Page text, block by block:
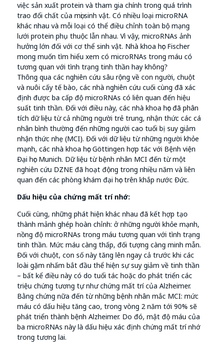
việc sản xuất protein và tham gia chính trong quá trình
trao đổi chất của mọi sinh vật. Có nhiều loại microRNA
khác nhau và mỗi loại có thể điều chỉnh toàn bộ mạng
lưới protein phụ thuộc lẫn nhau. Vì vậy, microRNAs ảnh
hưởng lớn đối với cơ thể sinh vật. Nhà khoa học Fischer
mong muốn tìm hiểu xem có microRNAs trong máu có
tương quan với tình trạng tinh thần hay không?
Thông qua các nghiên cứu sâu rộng về con người, chuột
và nuôi cấy tế bào, các nhà nghiên cứu cuối cùng đã xác
định được ba cấp độ microRNAs có liên quan đến hiệu
suất tinh thần. Đối với điều này, các nhà khoa học đã phân
tích dữ liệu từ cả những người trẻ trung, nhận thức các cá
nhân bình thường đến những người cao tuổi bị suy giảm
nhận thức nhẹ (MCI). Đối với dữ liệu từ những người khỏe
mạnh, các nhà khoa học Göttingen hợp tác với Bệnh viện
Đại học Munich. Dữ liệu từ bệnh nhân MCI đến từ một
nghiên cứu DZNE đã hoạt động trong nhiều năm và liên
quan đến các phòng khám đại học trên khắp nước Đức.
Dấu hiệu của chứng mất trí nhớ:
Cuối cùng, những phát hiện khác nhau đã kết hợp tạo
thành mảnh ghép hoàn chỉnh: ở những người khỏe mạnh,
nồng độ microRNAs trong máu tương quan với tình trạng
tinh thần. Mức máu càng thấp, đối tượng càng minh mẫn.
Đối với chuột, con số này tăng lên ngay cả trước khi các
loài gặm nhấm bắt đầu thể hiện sự suy giảm về tinh thần
– bất kể điều này có do tuổi tác hoặc do phát triển các
triệu chứng tương tự như chứng mất trí của Alzheimer.
Bằng chứng nữa đến từ những bệnh nhân mắc MCI: mức
máu có dấu hiệu tăng cao, trong vòng 2 năm tới 90% sẽ
phát triển thành bệnh Alzheimer. Do đó, mật độ máu của
ba microRNAs này là dấu hiệu xác định chứng mất trí nhớ
trong tương lai.